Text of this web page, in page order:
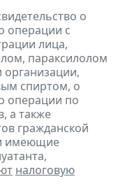
о
операции с
лица,
параксилолом
организации,
спиртом, о
операции по
а также
гражданской
имеющие
налоговую